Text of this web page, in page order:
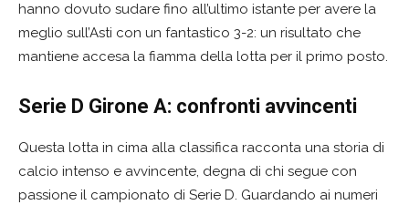
hanno dovuto sudare fino all’ultimo istante per avere la
meglio sull’Asti con un fantastico 3-2: un risultato che
mantiene accesa la fiamma della lotta per il primo posto.
Serie D Girone A: confronti avvincenti
Questa lotta in cima alla classifica racconta una storia di
calcio intenso e avvincente, degna di chi segue con
passione il campionato di Serie D. Guardando ai numeri